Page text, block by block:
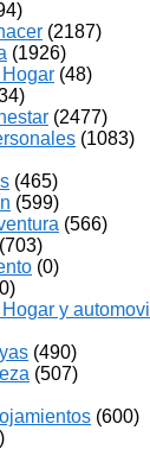
(2187)
(1926)
(48)
(2477)
(1083)
(465)
(599)
(566)
(703)
(0)
y automovil
(490)
(507)
(600)